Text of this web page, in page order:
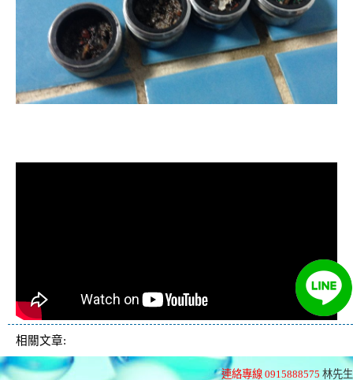
相關文章:
連絡專線 0915888575 林先生